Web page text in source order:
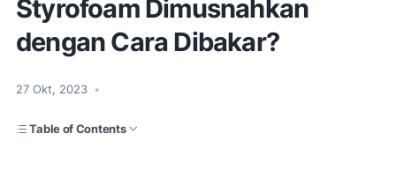
Styrofoam Dimusnahkan
dengan Cara Dibakar?
27 Okt, 2023 •
Table of Contents